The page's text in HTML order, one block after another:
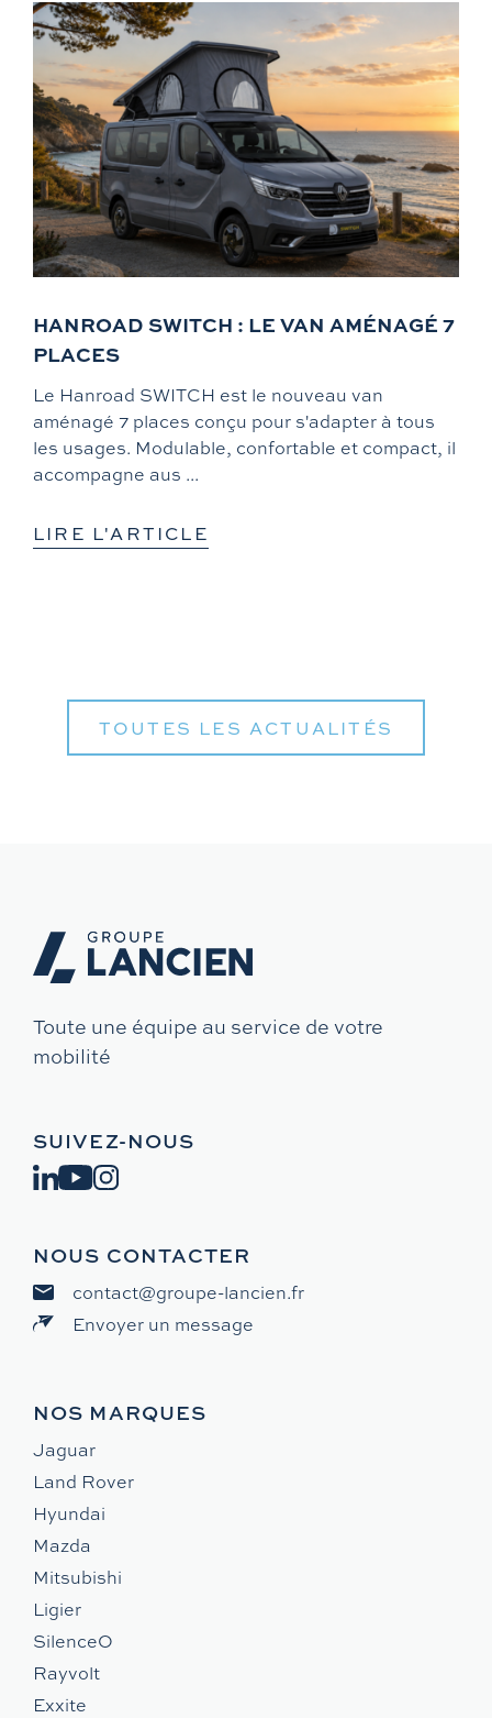
HANROAD SWITCH : LE VAN AMÉNAGÉ 7
PLACES
Le Hanroad SWITCH est le nouveau van
aménagé 7 places conçu pour s'adapter à tous
les usages. Modulable, confortable et compact, il
accompagne aus ...
LIRE L'ARTICLE
TOUTES LES ACTUALITÉS
Toute une équipe au service de votre
mobilité
SUIVEZ-NOUS
NOUS CONTACTER
contact@groupe-lancien.fr
Envoyer un message
NOS MARQUES
Jaguar
Land Rover
Hyundai
Mazda
Mitsubishi
Ligier
SilenceO
Rayvolt
Exxite